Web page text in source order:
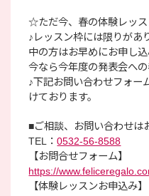
☆ただ今、春の体験レッ
♪レッスン枠には限りがあ
中の方はお早めにお申し込
今なら今年度の発表会へ
♪下記お問い合わせフォー
けております。
■ご相談、お問い合わせは
TEL：0532-56-8588
【お問合せフォーム】
https://
【体験レッスンお申込み】